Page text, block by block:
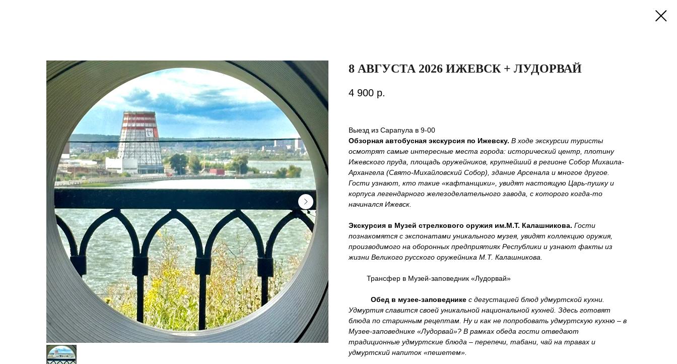
8 АВГУСТА 2026 ИЖЕВСК + ЛУДОРВАЙ
4 900 р.
Выезд из Сарапула в 9-00
Обзорная автобусная экскурсия по Ижевску. В ходе экскурсии туристы
осмотрят самые интересные места города: исторический центр, плотину
Ижевского пруда, площадь оружейников, крупнейший в регионе Собор Михаила-
Архангела (Свято-Михайловский Собор), здание Арсенала и многое другое.
Гости узнают, кто такие «кафтанщики», увидят настоящую Царь-пушку и
корпуса легендарного железоделательного завода, с которого когда-то
начинался Ижевск.
Экскурсия в Музей стрелкового оружия им.М.Т. Калашникова. Гости
познакомятся с экспонатами уникального музея, увидят коллекцию оружия,
производимого на оборонных предприятиях Республики и узнают факты из
жизни Великого русского оружейника М.Т. Калашникова.
Трансфер в Музей-заповедник «Лудорвай»
Обед в музее-заповеднике с дегустацией блюд удмуртской кухни.
Удмуртия славится своей уникальной национальной кухней. Здесь готовят
блюда по старинным рецептам. Ну и как не попробовать удмуртскую кухню – в
Музее-заповеднике «Лудорвай»? В рамках обеда гости отведают
традиционные удмуртские блюда – перепечи, табани, чай на травах и
удмуртский напиток «пешетем».